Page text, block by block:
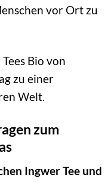
vor Ort zu
Bio von
zu einer
Welt.
zum
Ingwer Tee und